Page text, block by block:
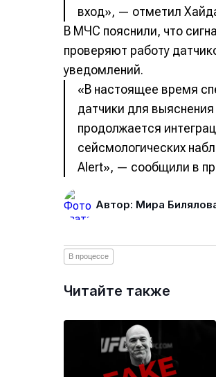
вход», — отметил
В МЧС пояснили, что
проверяют работу
уведомлений.
«В настоящее время
датчики для
продолжается
сейсмологических
Alert», — сообщили в
Автор: Мира
В процессе
Читайте также